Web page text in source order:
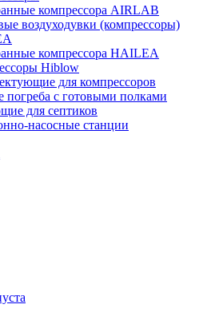
компрессора AIRLAB
воздуходувки (компрессоры)
компрессора HAILEA
Hiblow
для компрессоров
погреба с готовыми полками
для септиков
насосные станции